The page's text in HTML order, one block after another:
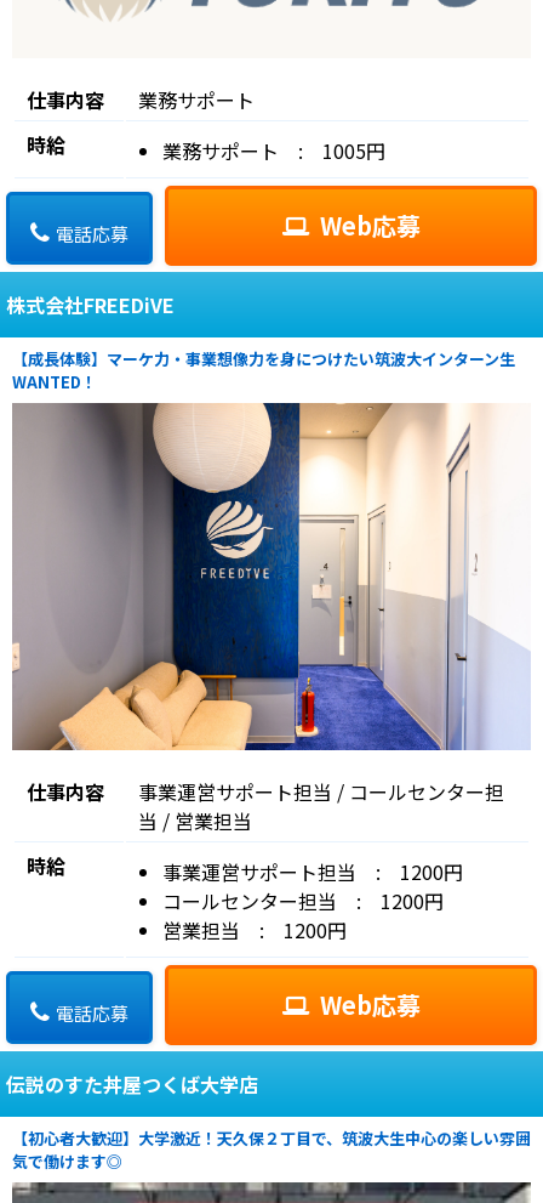
仕事内容
業務サポート
時給
業務サポート : 1005円
電話応募 Web応募
株式会社FREEDiVE
【成長体験】マーケ力・事業想像力を身につけたい筑波大インターン生
WANTED！
仕事内容
事業運営サポート担当 / コールセンター担
当 / 営業担当
時給
事業運営サポート担当 : 1200円
コールセンター担当 : 1200円
営業担当 : 1200円
電話応募 Web応募
伝説のすた丼屋つくば大学店
【初心者大歓迎】大学激近！天久保２丁目で、筑波大生中心の楽しい雰囲
気で働けます◎